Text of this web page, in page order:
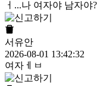
ㅓ...나 여자야 남자야
서유안
2026-08-01 13:42:32
여자ㅔㅂ